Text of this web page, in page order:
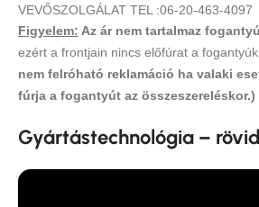
VEVŐSZOLGÁLAT TEL :06-20-463-4097
Figyelem: Az ár nem tartalmaz
ezért a frontjain nincs előfúrat a
nem felróható reklamáció ha valaki
fúrja a fogantyút az összeszereléskor.)
Gyártástechnológia –